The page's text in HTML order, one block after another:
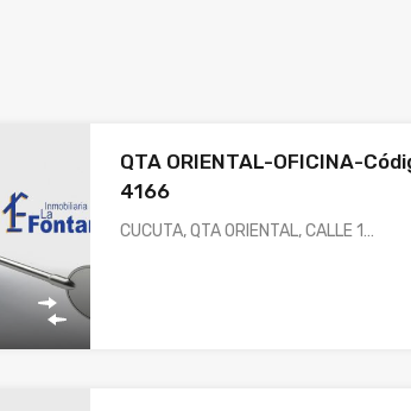
QTA ORIENTAL-OFICINA-
4166
CUCUTA, QTA ORIENTAL, CALLE 1…